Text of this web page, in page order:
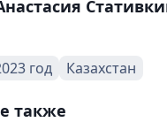
год Казахстан
также